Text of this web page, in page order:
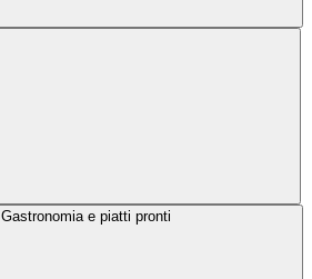
Gastronomia e piatti pronti